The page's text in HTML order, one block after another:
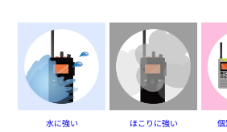
水に強い ほこりに強い